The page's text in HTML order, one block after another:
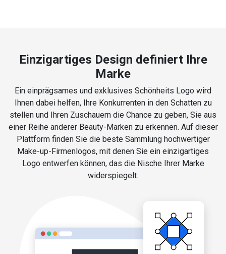
Einzigartiges Design definiert Ihre
Marke
Ein einprägsames und exklusives Schönheits Logo wird
Ihnen dabei helfen, Ihre Konkurrenten in den Schatten zu
stellen und Ihren Zuschauern die Chance zu geben, Sie aus
einer Reihe anderer Beauty-Marken zu erkennen. Auf dieser
Plattform finden Sie die beste Sammlung hochwertiger
Make-up-Firmenlogos, mit denen Sie ein einzigartiges
Logo entwerfen können, das die Nische Ihrer Marke
widerspiegelt.